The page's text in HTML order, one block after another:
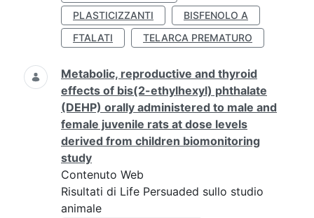
PLASTICIZZANTI
BISFENOLO A
FTALATI
TELARCA PREMATURO
Metabolic, reproductive and thyroid
effects of bis(2-ethylhexyl) phthalate
(DEHP) orally administered to male and
female juvenile rats at dose levels
derived from children biomonitoring
study
Contenuto Web
Risultati di Life Persuaded sullo studio
animale